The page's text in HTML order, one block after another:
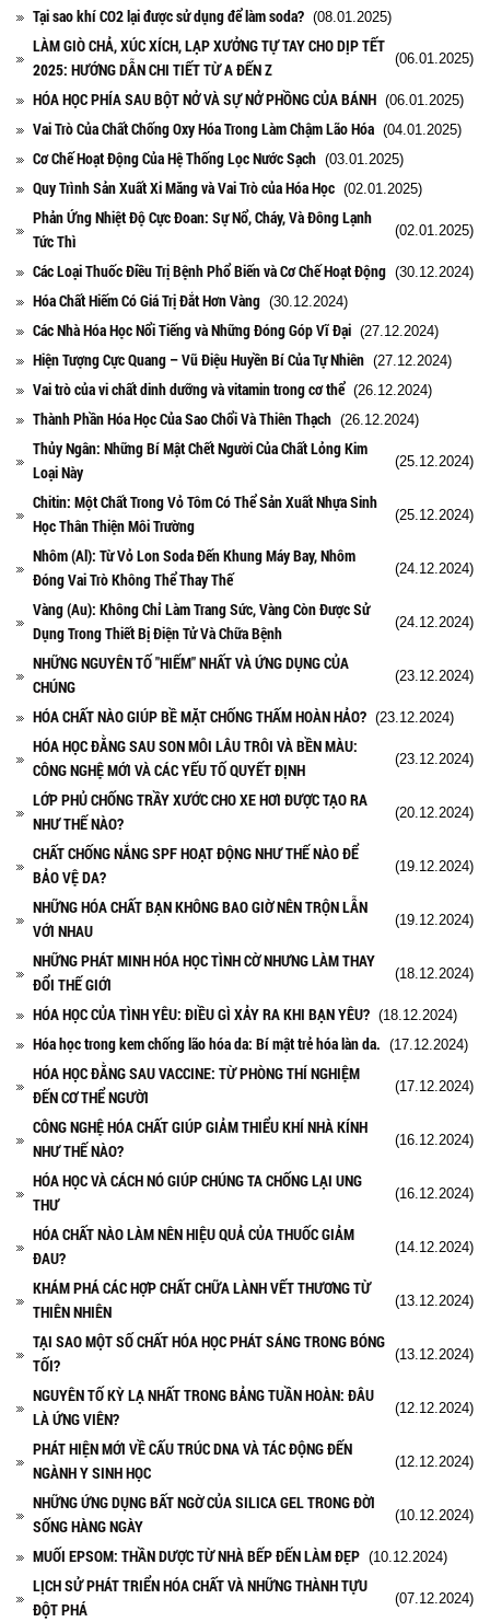
Tại sao khí CO2 lại được sử dụng để làm soda? (08.01.2025)
LÀM GIÒ CHẢ, XÚC XÍCH, LẠP XƯỞNG TỰ TAY CHO DỊP TẾT
2025: HƯỚNG DẪN CHI TIẾT TỪ A ĐẾN Z
(06.01.2025)
HÓA HỌC PHÍA SAU BỘT NỞ VÀ SỰ NỞ PHỒNG CỦA BÁNH (06.01.2025)
Vai Trò Của Chất Chống Oxy Hóa Trong Làm Chậm Lão Hóa (04.01.2025)
Cơ Chế Hoạt Động Của Hệ Thống Lọc Nước Sạch (03.01.2025)
Quy Trình Sản Xuất Xi Măng và Vai Trò của Hóa Học (02.01.2025)
Phản Ứng Nhiệt Độ Cực Đoan: Sự Nổ, Cháy, Và Đông Lạnh
Tức Thì
(02.01.2025)
Các Loại Thuốc Điều Trị Bệnh Phổ Biến và Cơ Chế Hoạt Động (30.12.2024)
Hóa Chất Hiếm Có Giá Trị Đắt Hơn Vàng (30.12.2024)
Các Nhà Hóa Học Nổi Tiếng và Những Đóng Góp Vĩ Đại (27.12.2024)
Hiện Tượng Cực Quang – Vũ Điệu Huyền Bí Của Tự Nhiên (27.12.2024)
Vai trò của vi chất dinh dưỡng và vitamin trong cơ thể (26.12.2024)
Thành Phần Hóa Học Của Sao Chổi Và Thiên Thạch (26.12.2024)
Thủy Ngân: Những Bí Mật Chết Người Của Chất Lỏng Kim
Loại Này
(25.12.2024)
Chitin: Một Chất Trong Vỏ Tôm Có Thể Sản Xuất Nhựa Sinh
Học Thân Thiện Môi Trường
(25.12.2024)
Nhôm (Al): Từ Vỏ Lon Soda Đến Khung Máy Bay, Nhôm
Đóng Vai Trò Không Thể Thay Thế
(24.12.2024)
Vàng (Au): Không Chỉ Làm Trang Sức, Vàng Còn Được Sử
Dụng Trong Thiết Bị Điện Tử Và Chữa Bệnh
(24.12.2024)
NHỮNG NGUYÊN TỐ "HIẾM" NHẤT VÀ ỨNG DỤNG CỦA
CHÚNG
(23.12.2024)
HÓA CHẤT NÀO GIÚP BỀ MẶT CHỐNG THẤM HOÀN HẢO? (23.12.2024)
HÓA HỌC ĐẰNG SAU SON MÔI LÂU TRÔI VÀ BỀN MÀU:
CÔNG NGHỆ MỚI VÀ CÁC YẾU TỐ QUYẾT ĐỊNH
(23.12.2024)
LỚP PHỦ CHỐNG TRẦY XƯỚC CHO XE HƠI ĐƯỢC TẠO RA
NHƯ THẾ NÀO?
(20.12.2024)
CHẤT CHỐNG NẮNG SPF HOẠT ĐỘNG NHƯ THẾ NÀO ĐỂ
BẢO VỆ DA?
(19.12.2024)
NHỮNG HÓA CHẤT BẠN KHÔNG BAO GIỜ NÊN TRỘN LẪN
VỚI NHAU
(19.12.2024)
NHỮNG PHÁT MINH HÓA HỌC TÌNH CỜ NHƯNG LÀM THAY
ĐỔI THẾ GIỚI
(18.12.2024)
HÓA HỌC CỦA TÌNH YÊU: ĐIỀU GÌ XẢY RA KHI BẠN YÊU? (18.12.2024)
Hóa học trong kem chống lão hóa da: Bí mật trẻ hóa làn da. (17.12.2024)
HÓA HỌC ĐẰNG SAU VACCINE: TỪ PHÒNG THÍ NGHIỆM
ĐẾN CƠ THỂ NGƯỜI
(17.12.2024)
CÔNG NGHỆ HÓA CHẤT GIÚP GIẢM THIỂU KHÍ NHÀ KÍNH
NHƯ THẾ NÀO?
(16.12.2024)
HÓA HỌC VÀ CÁCH NÓ GIÚP CHÚNG TA CHỐNG LẠI UNG
THƯ
(16.12.2024)
HÓA CHẤT NÀO LÀM NÊN HIỆU QUẢ CỦA THUỐC GIẢM
ĐAU?
(14.12.2024)
KHÁM PHÁ CÁC HỢP CHẤT CHỮA LÀNH VẾT THƯƠNG TỪ
THIÊN NHIÊN
(13.12.2024)
TẠI SAO MỘT SỐ CHẤT HÓA HỌC PHÁT SÁNG TRONG BÓNG
TỐI?
(13.12.2024)
NGUYÊN TỐ KỲ LẠ NHẤT TRONG BẢNG TUẦN HOÀN: ĐÂU
LÀ ỨNG VIÊN?
(12.12.2024)
PHÁT HIỆN MỚI VỀ CẤU TRÚC DNA VÀ TÁC ĐỘNG ĐẾN
NGÀNH Y SINH HỌC
(12.12.2024)
NHỮNG ỨNG DỤNG BẤT NGỜ CỦA SILICA GEL TRONG ĐỜI
SỐNG HÀNG NGÀY
(10.12.2024)
MUỐI EPSOM: THẦN DƯỢC TỪ NHÀ BẾP ĐẾN LÀM ĐẸP (10.12.2024)
LỊCH SỬ PHÁT TRIỂN HÓA CHẤT VÀ NHỮNG THÀNH TỰU
ĐỘT PHÁ
(07.12.2024)